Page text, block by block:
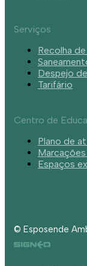
Serviços
Recolha
Despejo
Tarifário
Centro de
Plano de
Espaços
© Esposende